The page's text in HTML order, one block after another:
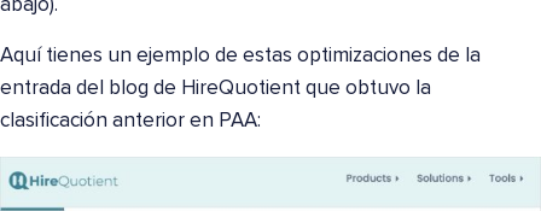
abajo).
Aquí tienes un ejemplo de estas optimizaciones de la
entrada del blog de HireQuotient que obtuvo la
clasificación anterior en PAA: